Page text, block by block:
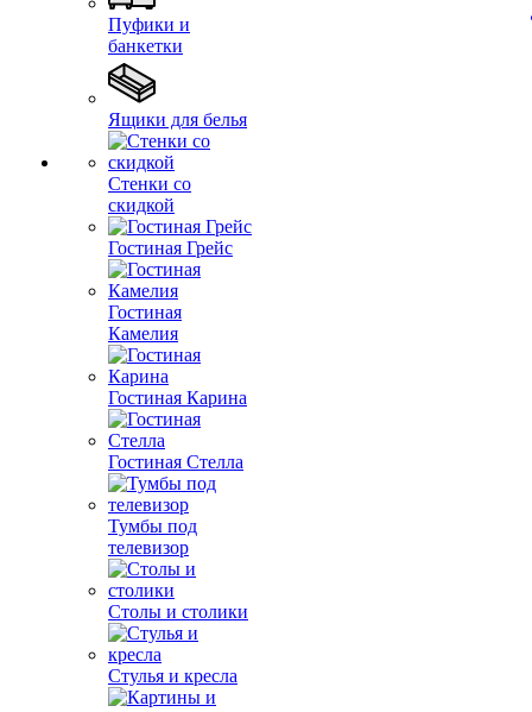
Пуфики и
банкетки
Ящики для белья
Стенки со
скидкой
Гостиная Грейс
Гостиная
Камелия
Гостиная Карина
Гостиная Стелла
Тумбы под
телевизор
Столы и столики
Стулья и кресла